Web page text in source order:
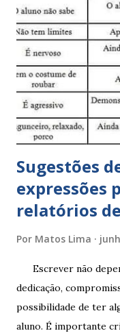
Sugestões
expressões
relatórios
Por Matos Lima
Escrever não
dedicação,
possibilidade de ter
aluno. É importante